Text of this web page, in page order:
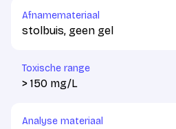
Afnamemateriaal
stolbuis, geen gel
Toxische range
> 150 mg/L
Analyse materiaal